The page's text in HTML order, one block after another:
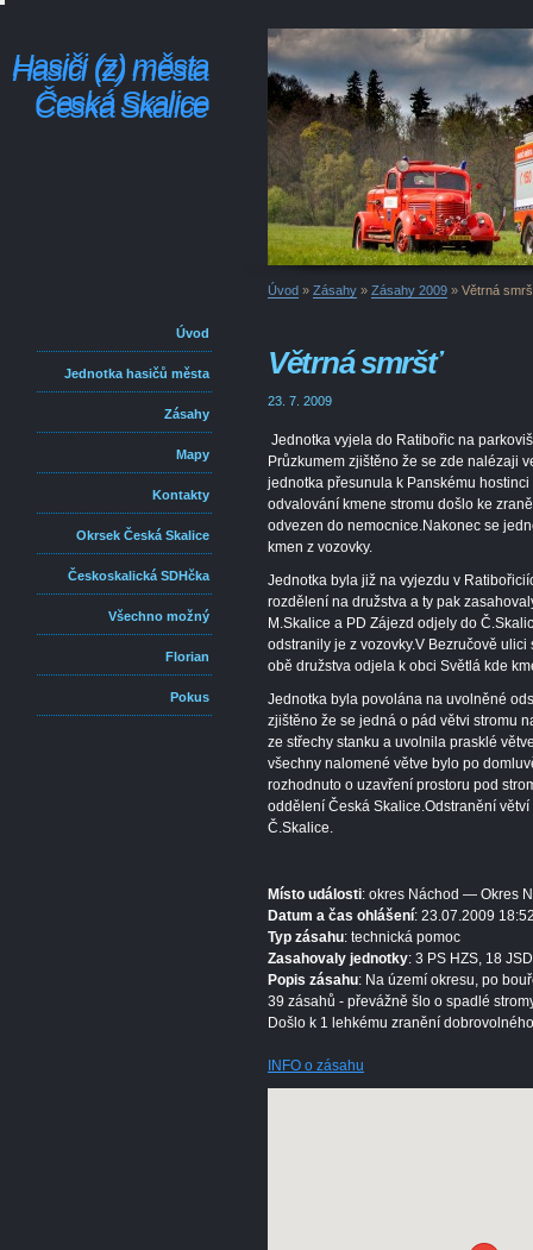
Hasiči (z) města
Česká Skalice
Hasiči (z) města
Česká Skalice
Úvod
Jednotka hasičů města
Zásahy
Mapy
Kontakty
Okrsek Česká Skalice
Českoskalická SDHčka
Všechno možný
Florian
Pokus
Úvod » Zásahy » Zásahy 2009 » Větrná
Větrná smršť
23. 7. 2009
Jednotka vyjela do Ratibořic na
Průzkumem zjištěno že se zde nalézaji
jednotka přesunula k Panskému
odvalování kmene stromu došlo ke
odvezen do nemocnice.Nakonec se
kmen z vozovky.
Jednotka byla již na vyjezdu v
rozdělení na družstva a ty pak
M.Skalice a PD Zájezd odjely do
odstranily je z vozovky.V Bezručově
obě družstva odjela k obci Světlá kde
Jednotka byla povolána na uvolněné
zjištěno že se jedná o pád větvi stromu
ze střechy stanku a uvolnila prasklé
všechny nalomené větve bylo po
rozhodnuto o uzavření prostoru pod
oddělení Česká Skalice.Odstranění
Č.Skalice.
Místo události: okres Náchod — Okres
Datum a čas ohlášení: 23.07.2009
Typ zásahu: technická pomoc
Zasahovaly jednotky: 3 PS HZS, 18
Popis zásahu: Na území okresu, po
39 zásahů - převážně šlo o spadlé
Došlo k 1 lehkému zranění
INFO o zásahu